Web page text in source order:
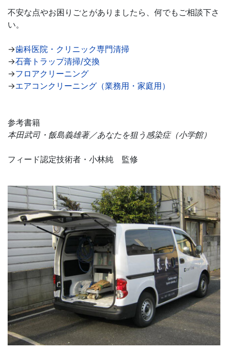
不安な点やお困りごとがありましたら、何でもご相談下さ
い。
→歯科医院・クリニック専門清掃
→石膏トラップ清掃/交換
→フロアクリーニング
→エアコンクリーニング（業務用・家庭用）
参考書籍
本田武司・飯島義雄著／あなたを狙う感染症（小学館）
フィード認定技術者・小林純 監修